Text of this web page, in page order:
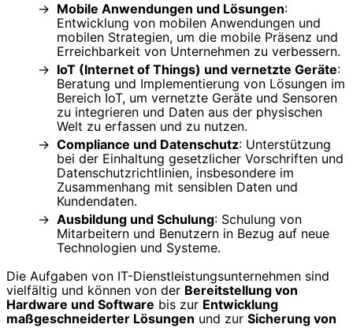
Mobile Anwendungen und Lösungen:
Entwicklung von mobilen Anwendungen und
mobilen Strategien, um die mobile Präsenz und
Erreichbarkeit von Unternehmen zu verbessern.
IoT (Internet of Things) und vernetzte Geräte:
Beratung und Implementierung von Lösungen im
Bereich IoT, um vernetzte Geräte und Sensoren
zu integrieren und Daten aus der physischen
Welt zu erfassen und zu nutzen.
Compliance und Datenschutz: Unterstützung
bei der Einhaltung gesetzlicher Vorschriften und
Datenschutzrichtlinien, insbesondere im
Zusammenhang mit sensiblen Daten und
Kundendaten.
Ausbildung und Schulung: Schulung von
Mitarbeitern und Benutzern in Bezug auf neue
Technologien und Systeme.
Die Aufgaben von IT-Dienstleistungsunternehmen sind
vielfältig und können von der Bereitstellung von
Hardware und Software bis zur Entwicklung
maßgeschneiderter Lösungen und zur Sicherung von